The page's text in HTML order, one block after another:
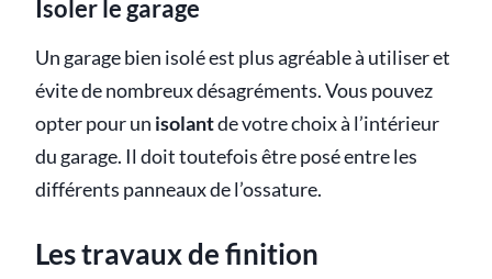
Isoler le garage
Un garage bien isolé est plus agréable à utiliser et
évite de nombreux désagréments. Vous pouvez
opter pour un isolantde votre choix à l’intérieur
du garage. Il doit toutefois être posé entre les
différents panneaux de l’ossature.
Les travaux de finition